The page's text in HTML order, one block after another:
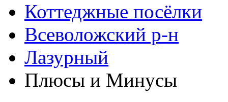
Коттеджные посёлки
Всеволожский р-н
Лазурный
Плюсы и Минусы